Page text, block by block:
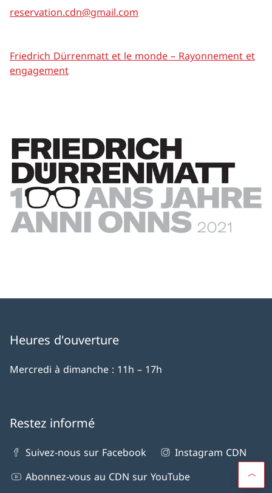
reservation.cdn@gmail.com
Friedrich Dürrenmatt et le monde – Rayonnement et
engagement
Heures d'ouverture
Mercredi à dimanche : 11h – 17h
Restez informé
Suivez-nous sur Facebook
Instagram CDN
Abonnez-vous au CDN sur YouTube